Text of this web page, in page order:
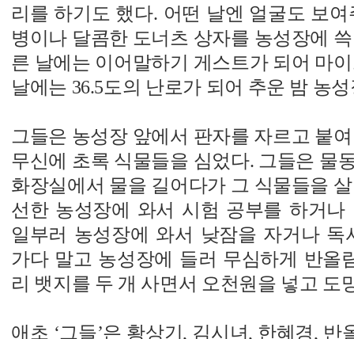
리를 하기도 했다. 어떤 날엔 얼굴도 보
병이나 달콤한 도너츠 상자를 농성장에
른 날에는 이어말하기 게스트가 되어 마
날에는 36.5도의 난로가 되어 추운 밤 농
그들은 농성장 앞에서 판자를 자르고 붙
무신에 초록 식물들을 심었다. 그들은 물
화장실에서 물을 길어다가 그 식물들을
선한 농성장에 와서 시험 공부를 하거나
일부러 농성장에 와서 낮잠을 자거나 독
가다 말고 농성장에 들러 무심하게 반올
리 뱃지를 두 개 사면서 오천원을 넣고 도
애초 ‘그들’은 황상기, 김시녀, 한혜경,